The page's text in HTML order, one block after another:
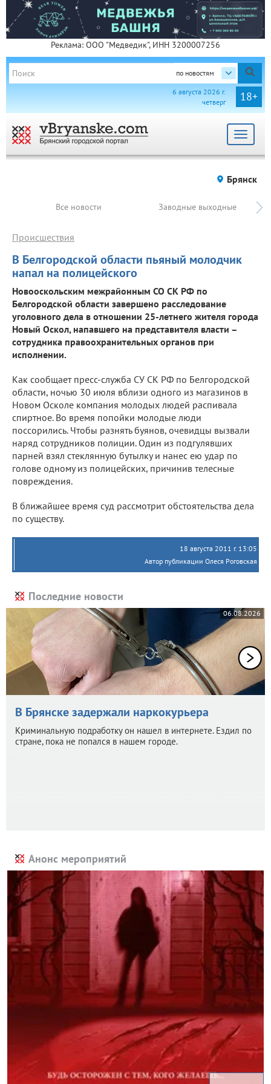
Реклама: ООО "Медведик", ИНН 3200007256
по новостям
18+
6 августа 2026 г.
четверг
Toggle
Брянск
Все новости Заводные выходные
В Белгородской области пьяный молодчик
напал на полицейского
Происшествия
Новооскольским межрайонным СО СК РФ по
Белгородской области завершено расследование
уголовного дела в отношении 25-летнего жителя города
Новый Оскол, напавшего на представителя власти –
сотрудника правоохранительных органов при
исполнении.
Как сообщает пресс-служба СУ СК РФ по Белгородской
области, ночью 30 июля вблизи одного из магазинов в
Новом Осколе компания молодых людей распивала
спиртное. Во время попойки молодые люди
поссорились. Чтобы разнять буянов, очевидцы вызвали
наряд сотрудников полиции. Один из подгулявших
парней взял стеклянную бутылку и нанес ею удар по
голове одному из полицейских, причинив телесные
повреждения.
В ближайшее время суд рассмотрит обстоятельства дела
по существу.
18 августа 2011 г. 13:05
Автор публикации Олеся Роговская
Последние новости
06.08.2026
В Брянске задержали наркокурьера
Криминальную подработку он нашел в интернете. Ездил по
стране, пока не попался в нашем городе.
Анонс мероприятий